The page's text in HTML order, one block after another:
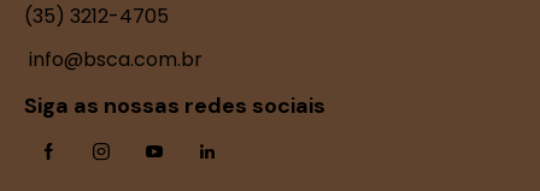
(35) 3212-4705
info@bsca.com.br
Siga as nossas redes sociais